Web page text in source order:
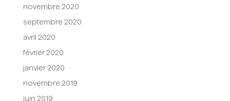
novembre 2020
septembre 2020
avril 2020
février 2020
janvier 2020
novembre 2019
juin 2019